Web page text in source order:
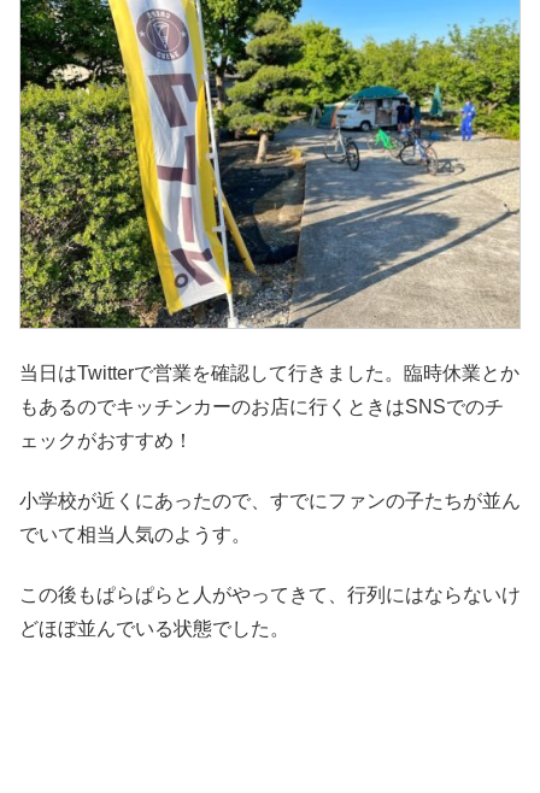
当日はTwitterで営業を確認して行きました。臨時休業とか
もあるのでキッチンカーのお店に行くときはSNSでのチ
ェックがおすすめ！
小学校が近くにあったので、すでにファンの子たちが並ん
でいて相当人気のようす。
この後もぱらぱらと人がやってきて、行列にはならないけ
どほぼ並んでいる状態でした。